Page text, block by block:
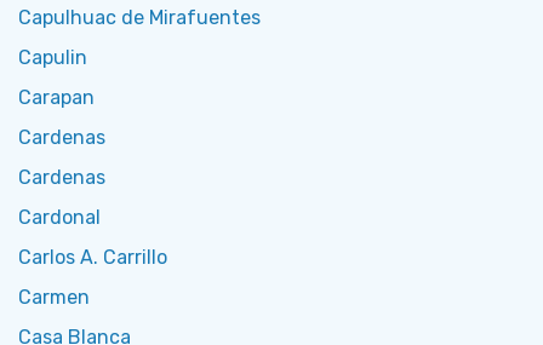
Capulhuac de Mirafuentes
Capulin
Carapan
Cardenas
Cardenas
Cardonal
Carlos A. Carrillo
Carmen
Casa Blanca